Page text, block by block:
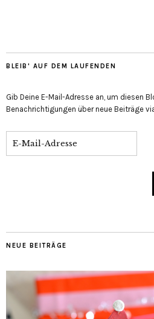
BLEIB' AUF DEM LAUFENDEN
Gib Deine E-Mail-Adresse an, um diesen
Benachrichtigungen über neue Beiträge
NEUE BEITRÄGE